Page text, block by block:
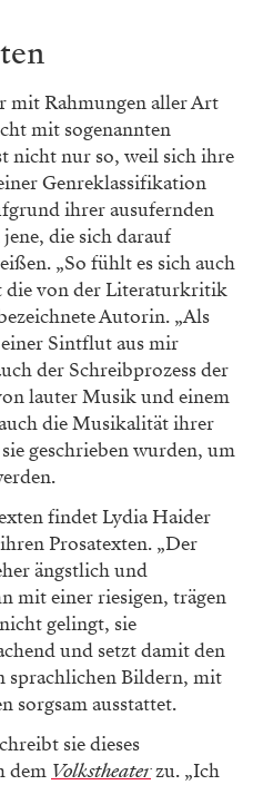
mit Rahmungen aller Art
mit sogenannten
nicht nur so, weil sich ihre
Genreklassifikation
ihrer ausufernden
die sich darauf
„So fühlt es sich auch
die von der Literaturkritik
Autorin. „Als
Sintflut aus mir
der Schreibprozess der
lauter Musik und einem
die Musikalität ihrer
geschrieben wurden, um
findet ­Lydia Haider
Prosatexten. „Der
ängstlich und
mit einer riesigen, trägen
gelingt, sie
und setzt damit den
sprachlichen Bildern, mit
sorgsam ausstattet.
sie dieses
dem Volkstheaterzu. „Ich